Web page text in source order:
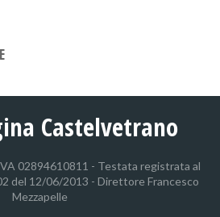
Castelvetrano
02894610811 - Testata registrata al
del 12/06/2013 - Direttore Francesco
Mezzapelle